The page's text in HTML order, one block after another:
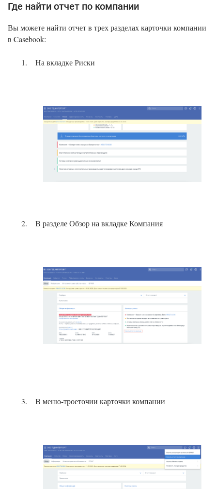
Где найти отчет по компании
Вы можете найти отчет в трех разделах карточки компании
в Casebook:
На вкладке Риски
В разделе Обзор на вкладке Компания
В меню-троеточии карточки компании